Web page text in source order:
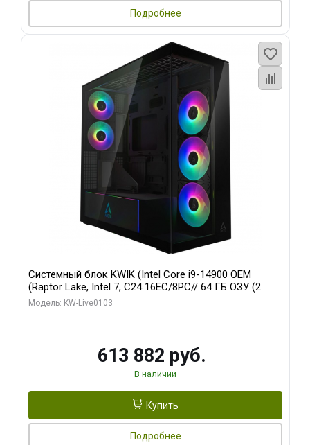
Подробнее
Системный блок KWIK (Intel Core i9-14900 OEM
(Raptor Lake, Intel 7, C24 16EC/8PC// 64 ГБ ОЗУ (2
модуля)/ Afox RTX4090 24GB GDDR6X 384-Bit 3xDP
Модель: KW-Live0103
613 882 руб.
В наличии
Купить
Подробнее